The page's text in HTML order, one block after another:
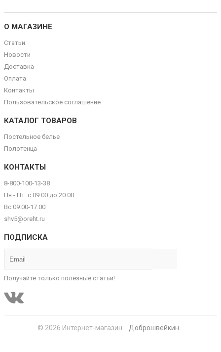
О МАГАЗИНЕ
Статьи
Новости
Доставка
Оплата
Контакты
Пользовательское соглашение
КАТАЛОГ ТОВАРОВ
Постельное белье
Полотенца
КОНТАКТЫ
8-800-100-13-38
Пн - Пт: с 09:00 до 20:00
Вс 09:00-17:00
shv5@oreht.ru
ПОДПИСКА
Получайте только полезные статьи!
© 2026 Интернет-магазин Доброшвейкин